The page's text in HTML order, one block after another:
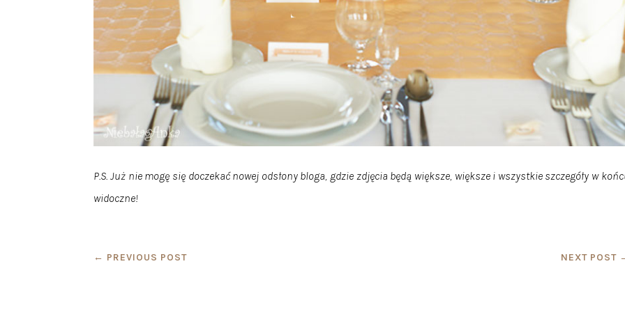
P.S. Już nie mogę się doczekać nowej odsłony bloga, gdzie zdjęcia będą większe, większe i wszystkie szczegóły w
widoczne!
← PREVIOUS POST NEXT POST